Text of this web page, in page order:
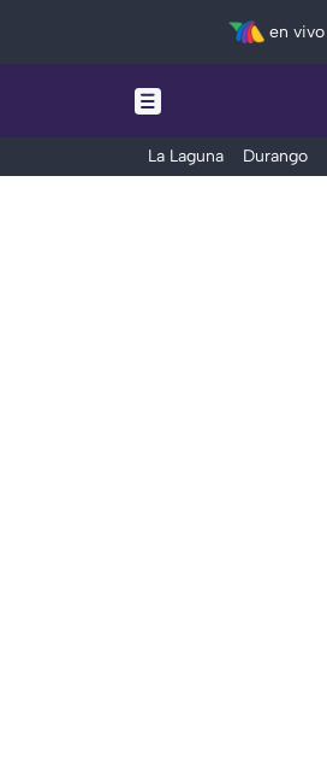
en vivo
La Laguna Durango